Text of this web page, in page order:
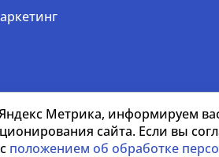
Метрика, информируем
сайта. Если вы
положением об обработке